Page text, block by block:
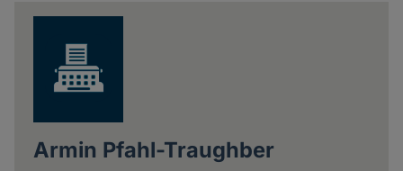
Armin Pfahl-Traughber